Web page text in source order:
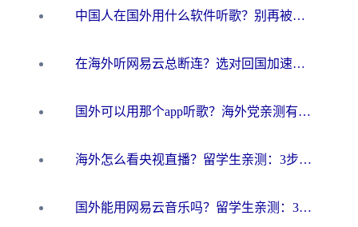
中国人在国外用什么软件听歌？别再被地域限制卡脖子，这篇教你轻松解锁国内音乐库
在海外听网易云总断连？选对回国加速器，告别地区限制和卡顿
国外可以用那个app听歌？海外党亲测有效的回国加速方案，轻松听国内音乐听书
海外怎么看央视直播？留学生亲测：3步解决版权限制+追剧自由
国外能用网易云音乐吗？留学生亲测：3步解决海外听歌难题